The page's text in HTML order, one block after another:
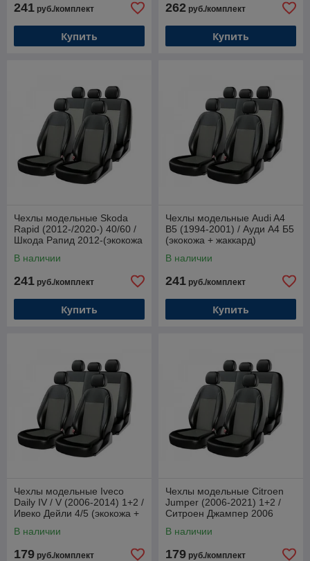
241 руб./комплект
Купить
262 руб./комплект
Купить
Чехлы модельные Skoda
Rapid (2012-/2020-) 40/60 /
Шкода Рапид 2012-(экокожа
В наличии
241 руб./комплект
Купить
Чехлы модельные Audi A4
B5 (1994-2001) / Ауди А4 Б5
(экокожа + жаккард)
В наличии
241 руб./комплект
Купить
Чехлы модельные Iveco
Daily IV / V (2006-2014) 1+2 /
Ивеко Дейли 4/5 (экокожа +
В наличии
179 руб./комплект
Чехлы модельные Citroen
Jumper (2006-2021) 1+2 /
Ситроен Джампер 2006
В наличии
179 руб./комплект